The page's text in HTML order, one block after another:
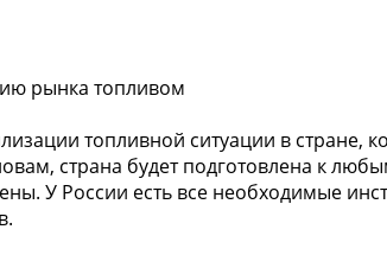
рынка топливом
топливной ситуации в стране,
страна будет подготовлена к
У России есть все необходимые